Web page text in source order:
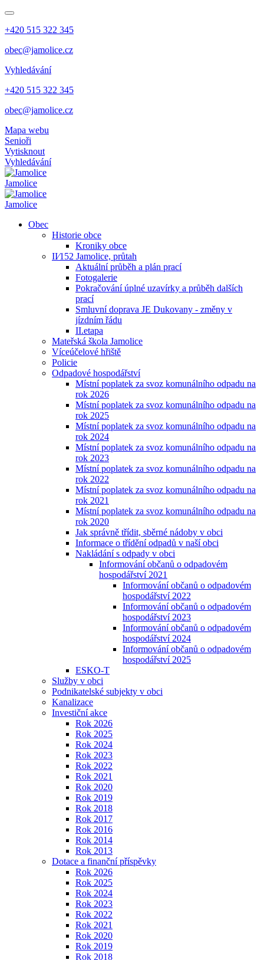
+420 515 322 345
obec@jamolice.cz
Vyhledávání
+420 515 322 345
obec@jamolice.cz
Mapa webu
Senioři
Vytisknout
Vyhledávání
Jamolice
Jamolice
Obec
Historie obce
Kroniky obce
II⁄152 Jamolice, průtah
Aktuální průběh a plán prací
Fotogalerie
Pokračování úplné uzavírky a průběh dalších
prací
Smluvní doprava JE Dukovany - změny v
jízdním řádu
II.etapa
Mateřská škola Jamolice
Víceúčelové hřiště
Policie
Odpadové hospodářství
Místní poplatek za svoz komunálního odpadu na
rok 2026
Místní poplatek za svoz komunálního odpadu na
rok 2025
Místní poplatek za svoz komunálního odpadu na
rok 2024
Místní poplatek za svoz komunálního odpadu na
rok 2023
Místní poplatek za svoz komunálního odpadu na
rok 2022
Místní poplatek za svoz komunálního odpadu na
rok 2021
Místní poplatek za svoz komunálního odpadu na
rok 2020
Jak správně třídit, sběrné nádoby v obci
Informace o třídění odpadů v naší obci
Nakládání s odpady v obci
Informování občanů o odpadovém
hospodářství 2021
Informování občanů o odpadovém
hospodářství 2022
Informování občanů o odpadovém
hospodářství 2023
Informování občanů o odpadovém
hospodářství 2024
Informování občanů o odpadovém
hospodářství 2025
ESKO-T
Služby v obci
Podnikatelské subjekty v obci
Kanalizace
Investiční akce
Rok 2026
Rok 2025
Rok 2024
Rok 2023
Rok 2022
Rok 2021
Rok 2020
Rok 2019
Rok 2018
Rok 2017
Rok 2016
Rok 2014
Rok 2013
Dotace a finanční příspěvky
Rok 2026
Rok 2025
Rok 2024
Rok 2023
Rok 2022
Rok 2021
Rok 2020
Rok 2019
Rok 2018